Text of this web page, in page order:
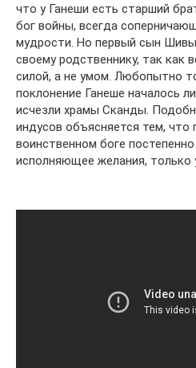
что у Ганеши есть старший
бог войны, всегда
мудрости. Но первый сын
своему родственнику, так как
силой, а не умом. Любопытно
поклонение Ганеше началось
исчезли храмы Сканды.
индусов объясняется тем, что
воинственном боге
исполняющее желания, только